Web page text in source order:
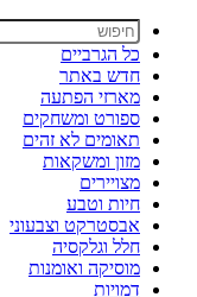
כל הגרביים
חדש באתר
מארזי הפתעה
ספורט ומשחקים
תאומים לא זהים
מזון ומשקאות
מצויירים
חיות וטבע
אבסטרקט וצבעוני
חלל וגלקסיה
מוסיקה ואומנות
דמויות